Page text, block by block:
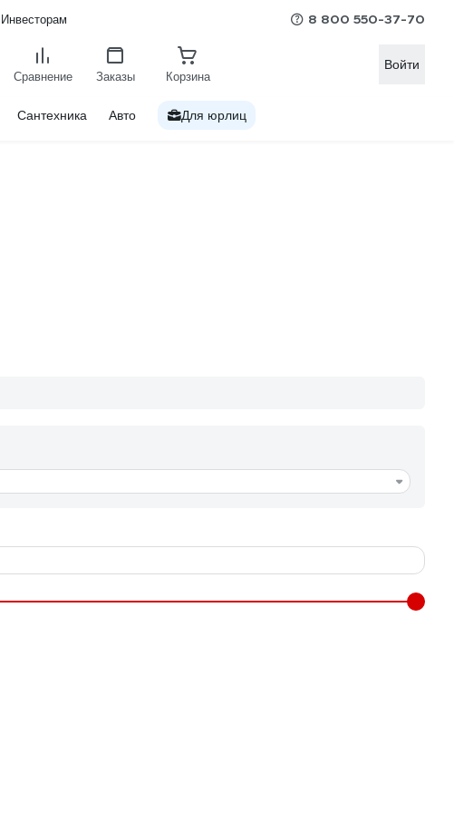
Инвесторам 8 800 550-37-70
Сравнение Заказы Корзина
Войти
Сантехника Авто Для юрлиц